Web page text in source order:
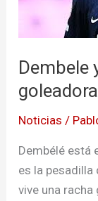
Dembele
Noticias /
Dembélé está
es la pesadilla
vive una
goleadora
el
PSG